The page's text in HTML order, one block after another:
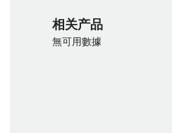
相关产品
無可用數據